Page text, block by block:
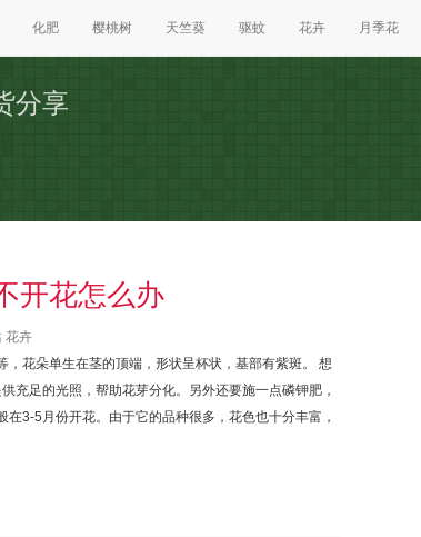
化肥 樱桃树 天竺葵 驱蚊 花卉 月季花
分享
开花怎么办
花卉
花朵单生在茎的顶端，形状呈杯状，基部有紫斑。 想
充足的光照，帮助花芽分化。另外还要施一点磷钾肥，
3-5月份开花。由于它的品种很多，花色也十分丰富，